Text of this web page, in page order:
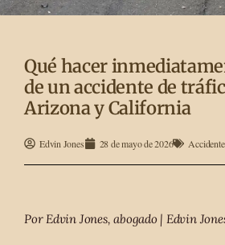
Qué hacer
de un accidente de
Arizona y California
Edvin Jones 28 de mayo de 2026
Por Edvin Jones, abogado | Edvin